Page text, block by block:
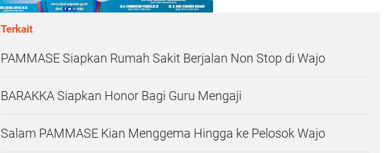
Terkait
PAMMASE Siapkan Rumah Sakit Berjalan Non Stop di Wajo
BARAKKA Siapkan Honor Bagi Guru Mengaji
Salam PAMMASE Kian Menggema Hingga ke Pelosok Wajo